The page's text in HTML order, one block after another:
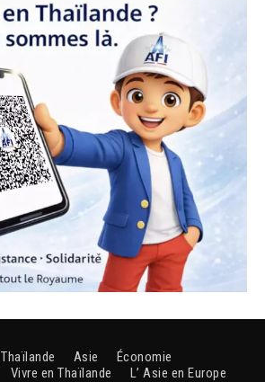
Thaïlande Asie
Économie
Vivre en Thaïlande
L’ Asie en Europe